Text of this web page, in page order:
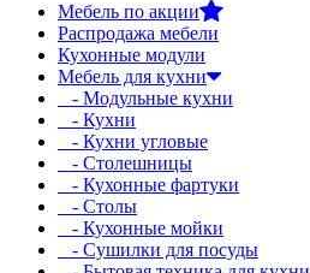
Мебель по акции
Распродажа мебели
Кухонные модули
Мебель для кухни
- Модульные кухни
- Кухни
- Кухни угловые
- Столешницы
- Кухонные фартуки
- Столы
- Кухонные мойки
- Сушилки для посуды